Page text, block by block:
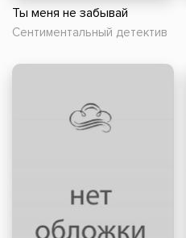
Ты меня не забывай
Сентиментальный детектив